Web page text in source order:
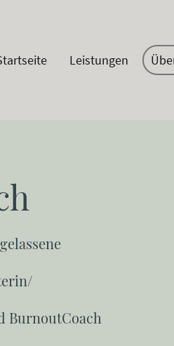
Leistungen
BurnoutCoach